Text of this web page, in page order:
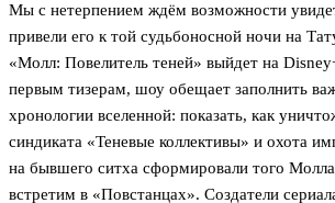
Мы с нетерпением ждём возможности
привели его к той судьбоносной ночи на
«Молл: Повелитель теней» выйдет на
первым тизерам, шоу обещает заполнить
хронологии вселенной: показать, как
синдиката «Теневые коллективы» и охота
на бывшего ситха сформировали того
встретим в «Повстанцах». Создатели